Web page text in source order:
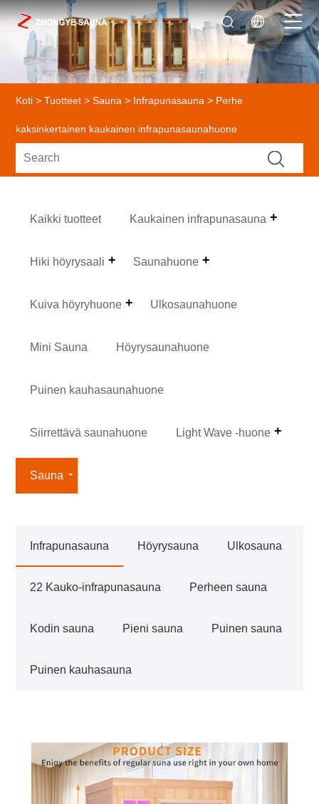
Koti > Tuotteet >Sauna > Infrapunasauna > Perhe
kaksinkertainen kaukainen infrapunasaunahuone
Kaikki tuotteet Kaukainen infrapunasauna
Hiki höyrysaali Saunahuone
Kuiva höyryhuone Ulkosaunahuone
Mini Sauna Höyrysaunahuone
Puinen kauhasaunahuone
Siirrettävä saunahuone Light Wave -huone
Sauna
Infrapunasauna Höyrysauna Ulkosauna
22 Kauko-infrapunasauna Perheen sauna
Kodin sauna Pieni sauna Puinen sauna
Puinen kauhasauna